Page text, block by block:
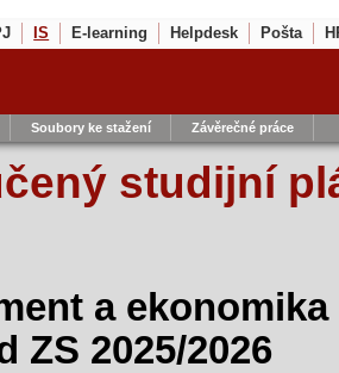
IS E-learning Helpdesk Pošta
Soubory ke stažení Závěrečné práce
studijní
a
ZS 2025/2026